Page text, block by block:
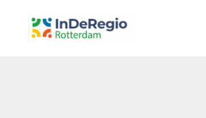
inderegiorotterdam.nl